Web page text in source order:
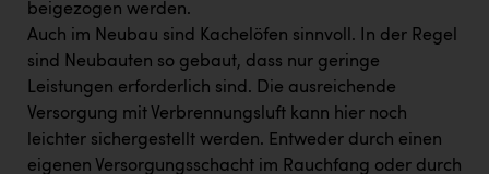
beigezogen werden.
Auch im Neubau sind Kachelöfen sinnvoll. In der Regel
sind Neubauten so gebaut, dass nur geringe
Leistungen erforderlich sind. Die ausreichende
Versorgung mit Verbrennungsluft kann hier noch
leichter sichergestellt werden. Entweder durch einen
eigenen Versorgungsschacht im Rauchfang oder durch